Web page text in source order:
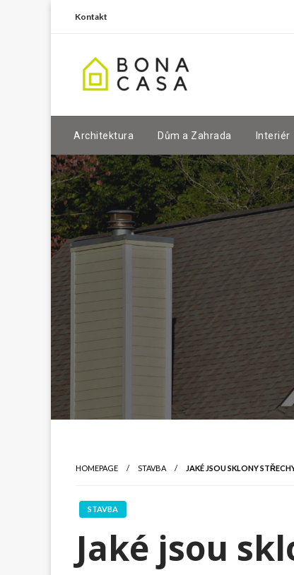
Kontakt
Architektura Dům a Zahrada Interiér
HOMEPAGE STAVBA JAKÉ JSOU SKLONY
STAVBA
Jaké jsou